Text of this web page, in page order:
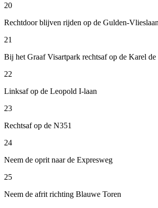
20
Rechtdoor blijven rijden op de Gulden-Vlieslaan
21
Bij het Graaf Visartpark rechtsaf op de Karel de
22
Linksaf op de Leopold I-laan
23
Rechtsaf op de N351
24
Neem de oprit naar de Expresweg
25
Neem de afrit richting Blauwe Toren